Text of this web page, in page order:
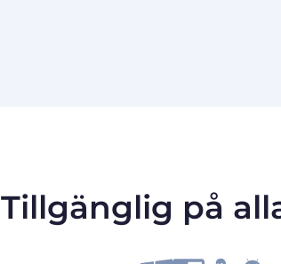
Tillgänglig på